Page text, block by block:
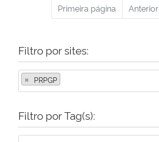
Primeira página Anterior
Filtro por sites:
× PRPGP
Filtro por Tag(s):